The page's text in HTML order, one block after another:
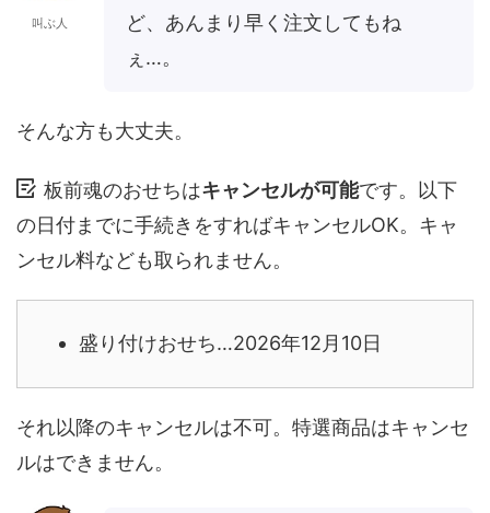
叫ぶ人
ど、あんまり早く注文してもね
ぇ…。
そんな方も大丈夫。
板前魂のおせちはキャンセルが可能です。以下
の日付までに手続きをすればキャンセルOK。キャ
ンセル料なども取られません。
盛り付けおせち…2026年12月10日
それ以降のキャンセルは不可。特選商品はキャンセ
ルはできません。